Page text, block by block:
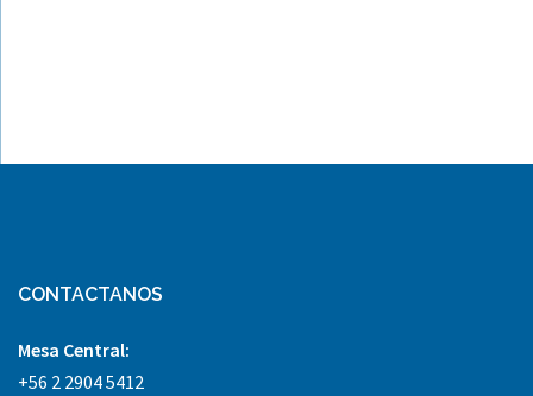
CONTACTANOS
Mesa Central:
+56 2 2904 5412